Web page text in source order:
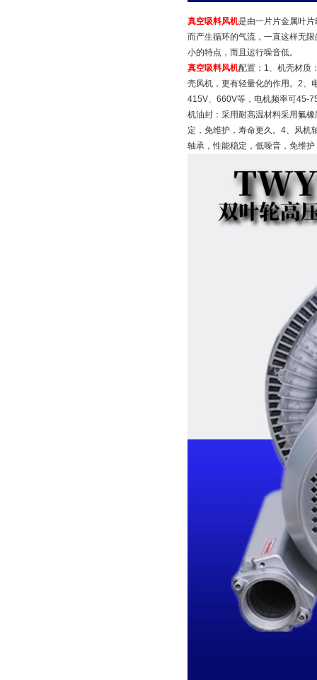
真空吸料风机是由一片片金属叶
而产生循环的气流，一直这样无
小的特点，而且运行噪音低。
真空吸料风机配置：1、机壳材质
壳风机，更有轻量化的作用。2、
415V、660V等，电机频率可45-
机油封：采用耐高温材料采用氟
定，免维护，寿命更久。4、风机
轴承，性能稳定，低噪音，免维